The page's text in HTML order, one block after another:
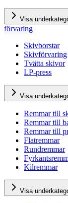
Visa
förvaring
Skivborstar
Skivförvaring
Tvätta skivor
LP-press
Visa
Remmar till
Remmar till
Remmar till
Flatremmar
Rundremmar
Kilremmar
Visa